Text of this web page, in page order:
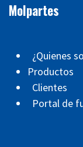
Molpartes
¿Quienes
Productos
Clientes
Portal de